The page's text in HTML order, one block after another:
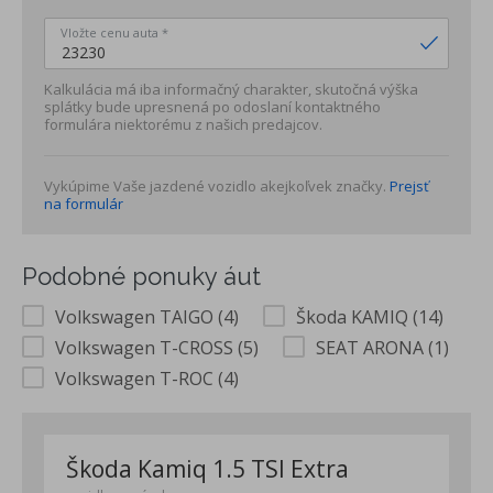
Determálne sklá
Nárazníky vpredu a vzadu a prahy dverí v dizajne R
Disky z ľahkej zliatiny 6,5Jx17 Valencia, pneu 205/55 R17
Cúvacia kamera Rear Assist
IQ.DRIVE Paket - Travel Assist - aktívne vedenie v jazdnom
tempomat ACC (do 210 km/h)
Hmlové svetlá s odbočovacou funkciou
diaľkových svetiel - osvetlená lišta mriežky chladiča - hmlové
svetlá s odbočovacou funkciou
Lights and Vision Paket - automaticky stmievateľné
vnútorné spätné zrkadlo, dažďový senzor, Coming a Leaving
home funkcia
Bedrové opierky na sedadle vodiča a spolujazdca
Vložte cenu auta *
Kalkulácia má iba informačný charakter, skutočná výška
splátky bude upresnená po odoslaní kontaktného
formulára niektorému z našich predajcov.
Vykúpime Vaše jazdené vozidlo akejkoľvek značky. Prejsť
na formulár
Podobné ponuky áut
Volkswagen TAIGO (4)
Škoda KAMIQ (14)
Volkswagen T-CROSS (5)
SEAT ARONA (1)
Volkswagen T-ROC (4)
Škoda Kamiq 1.5 TSI Extra